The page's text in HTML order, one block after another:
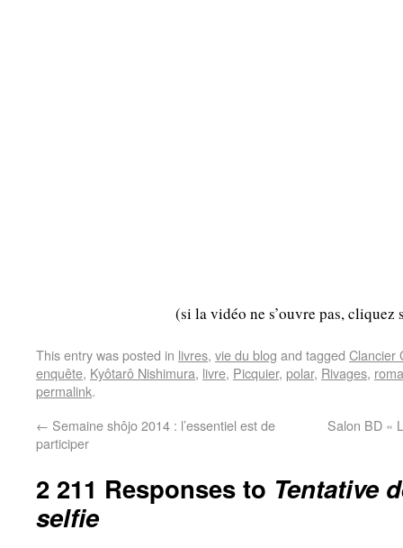
(si la vidéo ne s’ouvre pas, cliquez
This entry was posted in livres, vie du blog and tagged Clancier
enquête, Kyôtarô Nishimura, livre, Picquier, polar, Rivages,
permalink.
← Semaine shôjo 2014 : l’essentiel est de
participer
Salon BD «
2 211 Responses to Tentative
selfie